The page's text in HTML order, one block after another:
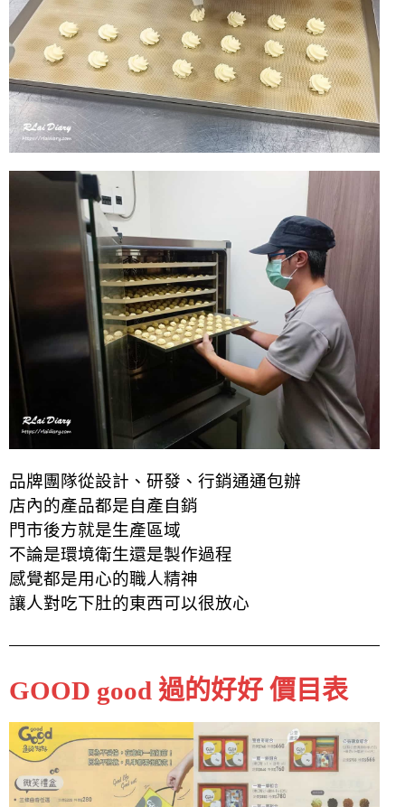
品牌團隊從設計、研發、行銷通通包辦
店內的產品都是自產自銷
門市後方就是生產區域
不論是環境衛生還是製作過程
感覺都是用心的職人精神
讓人對吃下肚的東西可以很放心
GOOD good 過的好好 價目表